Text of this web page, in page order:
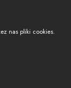
nas pliki cookies.